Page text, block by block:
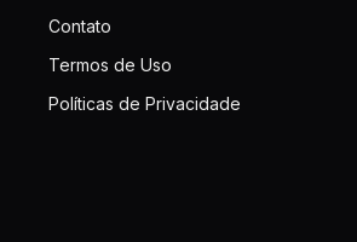
Contato
Termos de Uso
Políticas de Privacidade